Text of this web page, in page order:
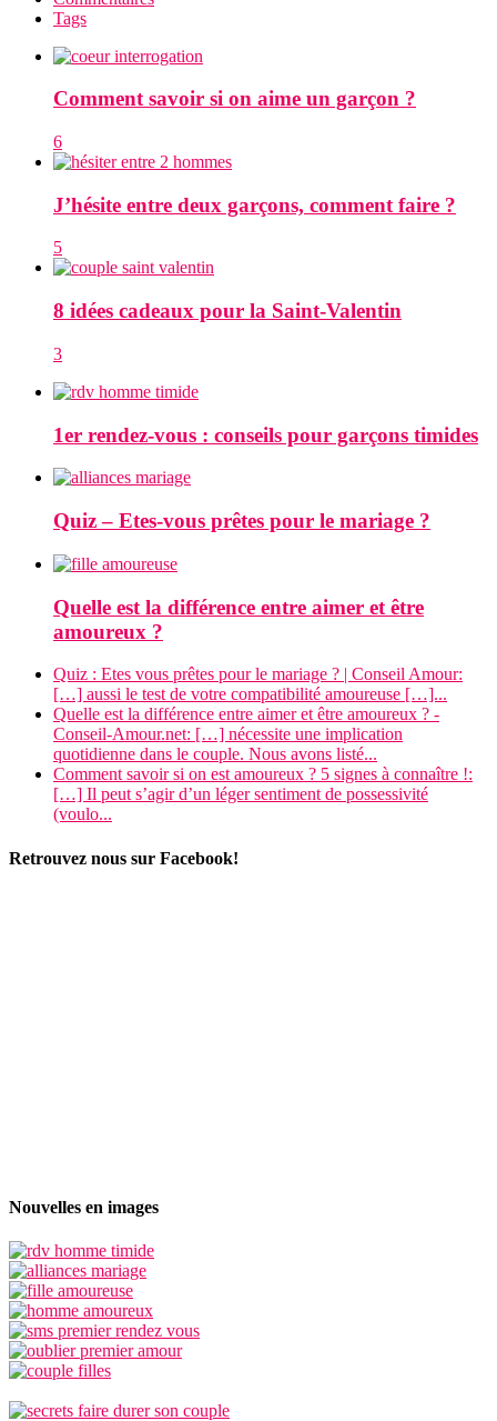
Tags
Comment savoir si on aime un garçon ?
6
J’hésite entre deux garçons, comment faire ?
5
8 idées cadeaux pour la Saint-Valentin
3
1er rendez-vous : conseils pour garçons timides
Quiz – Etes-vous prêtes pour le mariage ?
Quelle est la différence entre aimer et être
amoureux ?
Quiz : Etes vous prêtes pour le mariage ? | Conseil Amour:
[…] aussi le test de votre compatibilité amoureuse […]...
Quelle est la différence entre aimer et être amoureux ? -
Conseil-Amour.net: […] nécessite une implication
quotidienne dans le couple. Nous avons listé...
Comment savoir si on est amoureux ? 5 signes à connaître !:
[…] Il peut s’agir d’un léger sentiment de possessivité
(voulo...
Retrouvez nous sur Facebook!
Nouvelles en images